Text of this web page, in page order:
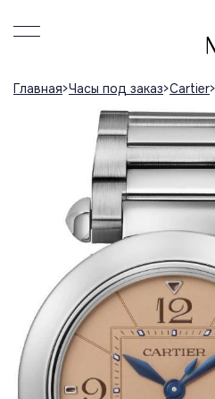
Главная Часы под заказ Cartier